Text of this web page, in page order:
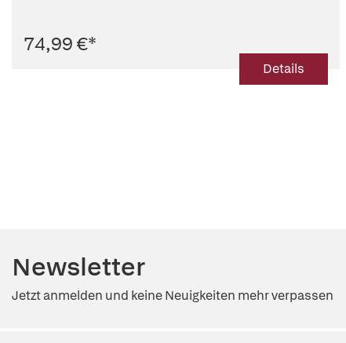
74,99 €*
Details
Newsletter
Jetzt anmelden und keine Neuigkeiten mehr verpassen